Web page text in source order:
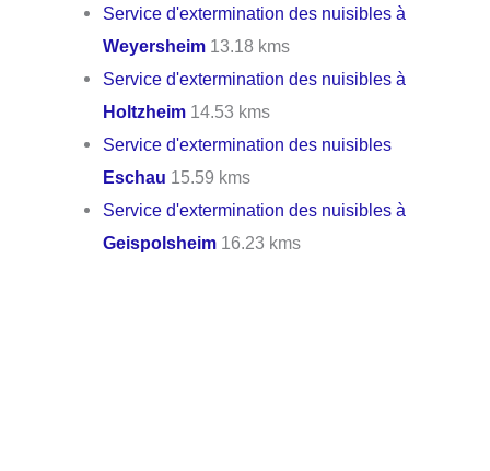
Service d'extermination des nuisibles à
Weyersheim 13.18 kms
Service d'extermination des nuisibles à
Holtzheim 14.53 kms
Service d'extermination des nuisibles
Eschau 15.59 kms
Service d'extermination des nuisibles à
Geispolsheim 16.23 kms